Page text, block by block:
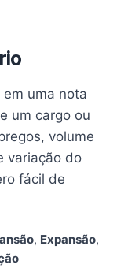
uma nota
um cargo ou
volume
variação do
fácil de
, Expansão,